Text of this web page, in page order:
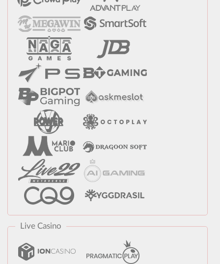
Live Casino